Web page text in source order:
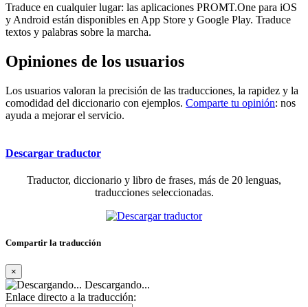
Traduce en cualquier lugar: las aplicaciones PROMT.One para iOS
y Android están disponibles en App Store y Google Play. Traduce
textos y palabras sobre la marcha.
Opiniones de los usuarios
Los usuarios valoran la precisión de las traducciones, la rapidez y la
comodidad del diccionario con ejemplos. Comparte tu opinión: nos
ayuda a mejorar el servicio.
Descargar traductor
Traductor, diccionario y libro de frases, más de 20 lenguas,
traducciones seleccionadas.
Compartir la traducción
×
Descargando...
Enlace directo a la traducción: